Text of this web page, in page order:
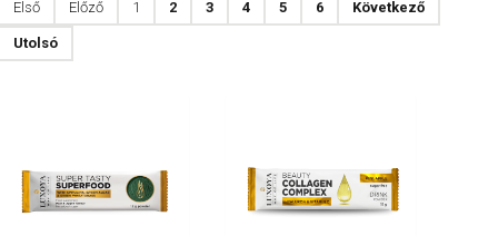
Első Előző 1 2 3 4 5 6 Következő
Utolsó